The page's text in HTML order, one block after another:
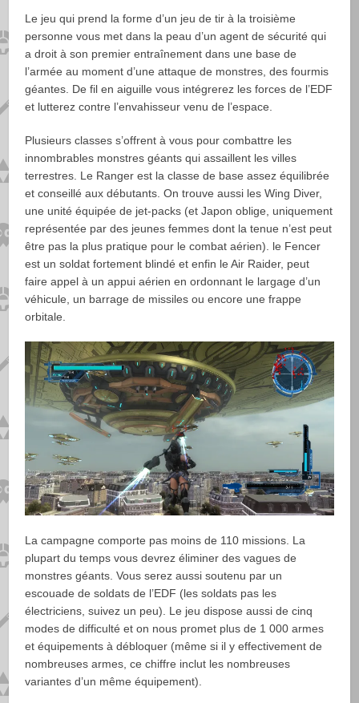
Le jeu qui prend la forme d’un jeu de tir à la troisième
personne vous met dans la peau d’un agent de sécurité qui
a droit à son premier entraînement dans une base de
l’armée au moment d’une attaque de monstres, des fourmis
géantes. De fil en aiguille vous intégrerez les forces de l’EDF
et lutterez contre l’envahisseur venu de l’espace.
Plusieurs classes s’offrent à vous pour combattre les
innombrables monstres géants qui assaillent les villes
terrestres. Le Ranger est la classe de base assez équilibrée
et conseillé aux débutants. On trouve aussi les Wing Diver,
une unité équipée de jet-packs (et Japon oblige, uniquement
représentée par des jeunes femmes dont la tenue n’est peut
être pas la plus pratique pour le combat aérien). le Fencer
est un soldat fortement blindé et enfin le Air Raider, peut
faire appel à un appui aérien en ordonnant le largage d’un
véhicule, un barrage de missiles ou encore une frappe
orbitale.
La campagne comporte pas moins de 110 missions. La
plupart du temps vous devrez éliminer des vagues de
monstres géants. Vous serez aussi soutenu par un
escouade de soldats de l’EDF (les soldats pas les
électriciens, suivez un peu). Le jeu dispose aussi de cinq
modes de difficulté et on nous promet plus de 1 000 armes
et équipements à débloquer (même si il y effectivement de
nombreuses armes, ce chiffre inclut les nombreuses
variantes d’un même équipement).